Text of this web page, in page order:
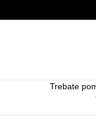
Trebate